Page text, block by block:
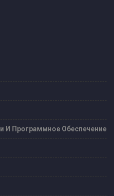
И Программное Обеспечение